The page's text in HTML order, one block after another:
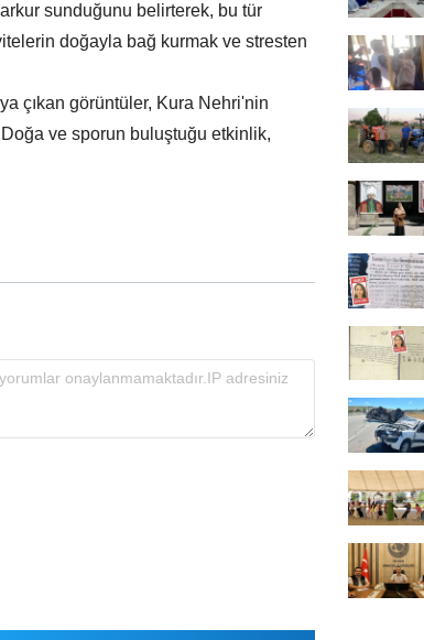
sunduğunu belirterek, bu tür
doğayla bağ kurmak ve stresten
çıkan görüntüler, Kura Nehri'nin
ve sporun buluştuğu etkinlik,